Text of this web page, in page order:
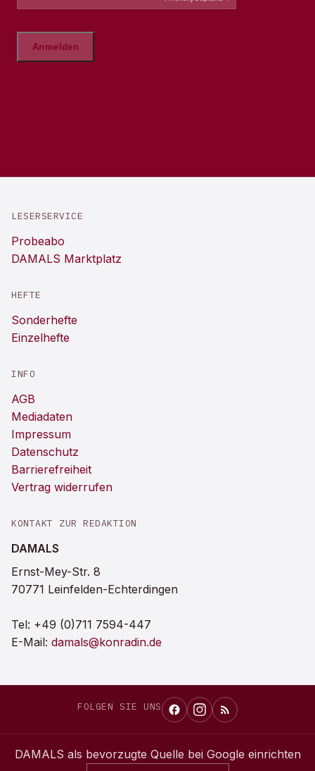
LESERSERVICE
Probeabo
DAMALS Marktplatz
HEFTE
Sonderhefte
Einzelhefte
INFO
AGB
Mediadaten
Impressum
Datenschutz
Barrierefreiheit
Vertrag widerrufen
KONTAKT ZUR REDAKTION
DAMALS
Ernst-Mey-Str. 8
70771 Leinfelden-Echterdingen
Tel: +49 (0)711 7594-447
E-Mail: damals@konradin.de
FOLGEN SIE UNS
DAMALS als bevorzugte Quelle bei Google einrichten